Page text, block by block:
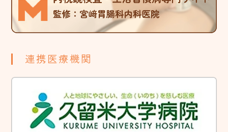
連携医療機関